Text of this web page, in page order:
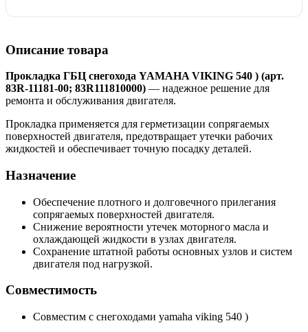
Описание товара
Прокладка ГБЦ снегохода YAMAHA VIKING 540 ) (арт.
83R-11181-00; 83R111810000) — надежное решение для
ремонта и обслуживания двигателя.
Прокладка применяется для герметизации сопрягаемых
поверхностей двигателя, предотвращает утечки рабочих
жидкостей и обеспечивает точную посадку деталей.
Назначение
Обеспечение плотного и долговечного прилегания
сопрягаемых поверхностей двигателя.
Снижение вероятности утечек моторного масла и
охлаждающей жидкости в узлах двигателя.
Сохранение штатной работы основных узлов и систем
двигателя под нагрузкой.
Совместимость
Совместим с снегоходами yamaha viking 540 )